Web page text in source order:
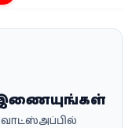
இணையுங்கள்
வாட்ஸ்அப்பில்